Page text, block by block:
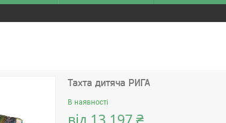
Тахта дитяча РИГА
В наявності